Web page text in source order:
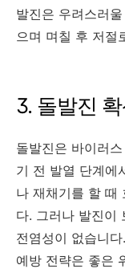
발진은 우려스러
으며 며칠 후 저절
3. 돌발진
돌발진은 바이러
기 전 발열 단계에
나 재채기를 할 때
다. 그러나 발진이
전염성이 없습니
예방 전략은 좋은